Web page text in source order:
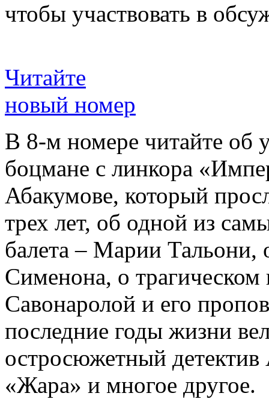
чтобы участвовать в
Читайте
новый номер
В 8-м номере читайте об
боцмане с линкора
Абакумове, который
трех лет, об одной из
балета – Марии
Сименона, о трагическом
Савонаролой и его
последние годы жизни
остросюжетный детектив
«Жара» и многое другое.